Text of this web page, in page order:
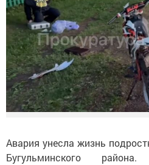
Авария унесла жизнь
Бугульминского